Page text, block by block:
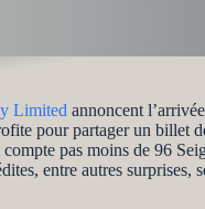
Limited annoncent
pour partager un billet
compte pas moins de 96
entre autres surprises,